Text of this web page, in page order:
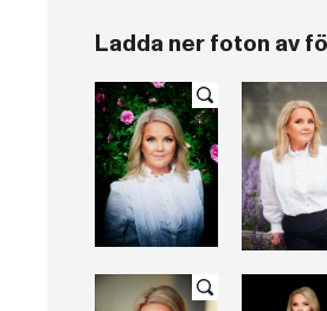
Ladda ner foton av